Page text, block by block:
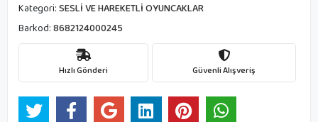
Kategori:SESLİ VE HAREKETLİ OYUNCAKLAR
Barkod:8682124000245
Hızlı Gönderi Güvenli Alışveriş